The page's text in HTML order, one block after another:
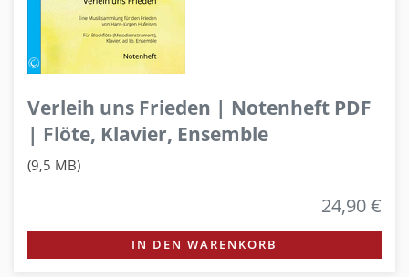
Verleih uns Frieden | Notenheft PDF
| Flöte, Klavier, Ensemble
(9,5 MB)
24,90 €
IN DEN WARENKORB